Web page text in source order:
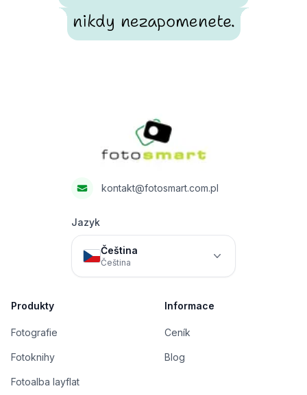
nikdy nezapomenete.
kontakt@fotosmart.com.pl
Jazyk
Čeština
Čeština
Produkty
Fotografie
Fotoknihy
Fotoalba layflat
Informace
Ceník
Blog